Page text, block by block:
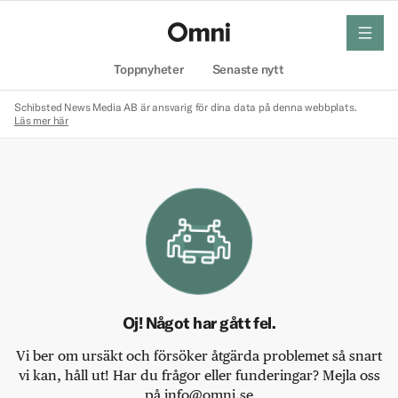
Toppnyheter Senaste nytt
meny
Schibsted News Media AB är ansvarig för dina data på denna webbplats.
Läs mer här
Oj! Något har gått fel.
Vi ber om ursäkt och försöker åtgärda problemet så snart
vi kan, håll ut! Har du frågor eller funderingar? Mejla oss